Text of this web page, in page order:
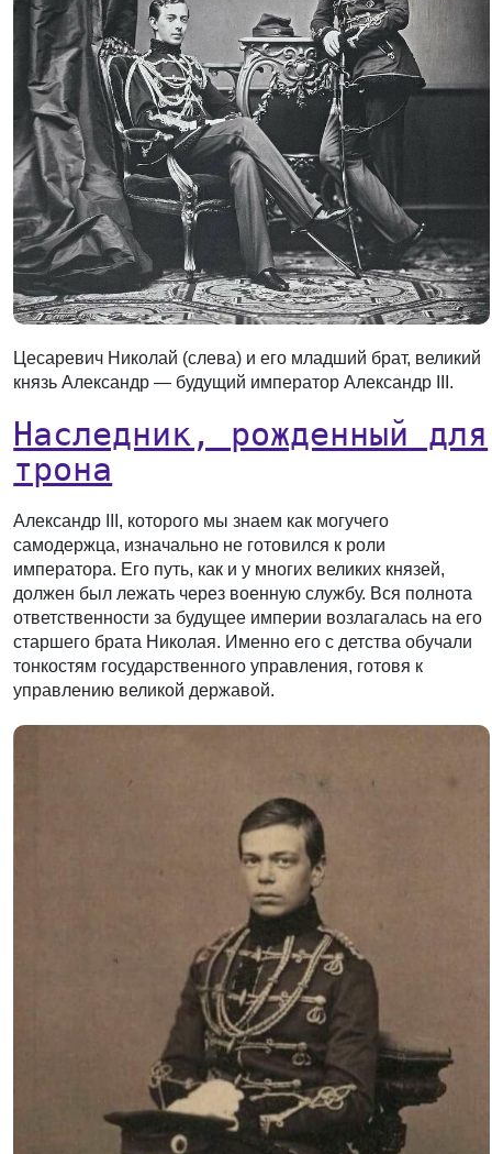
Цесаревич Николай (слева) и его младший брат, великий
князь Александр — будущий император Александр III.
Наследник, рожденный для
трона
Александр III, которого мы знаем как могучего
самодержца, изначально не готовился к роли
императора. Его путь, как и у многих великих князей,
должен был лежать через военную службу. Вся полнота
ответственности за будущее империи возлагалась на его
старшего брата Николая. Именно его с детства обучали
тонкостям государственного управления, готовя к
управлению великой державой.